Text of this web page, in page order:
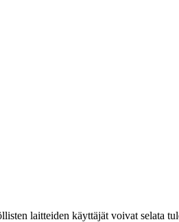
laitteiden käyttäjät voivat selata